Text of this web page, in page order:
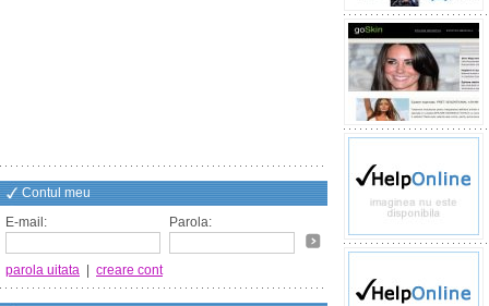
Contul meu
E-mail:
Parola:
parola uitata creare cont